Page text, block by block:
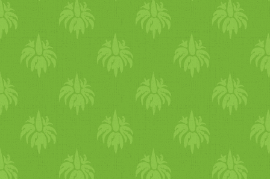
ízlés szerint (sztívia és némi
eritrit volt) 100 ml
1/­­4 alma 1 rúd vanília
kikapart bele Pár órára a
kókusztejszínt a mélyhűtőbe
Vacsora: tökmagpástétom
friss zöldség szeletekkel,
csíkokkal/­­ teljes kiőrlésű
pirítóssal Ital: 2 l
szénsavmentes ásványvíz +